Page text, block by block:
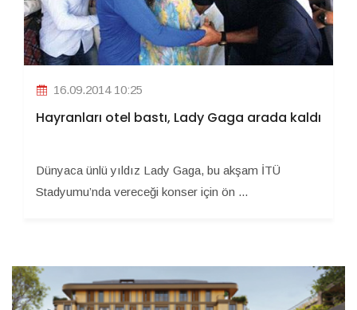
16.09.2014 10:25
Hayranları otel bastı, Lady Gaga arada kaldı
Dünyaca ünlü yıldız Lady Gaga, bu akşam İTÜ
Stadyumu’nda vereceği konser için ön ...